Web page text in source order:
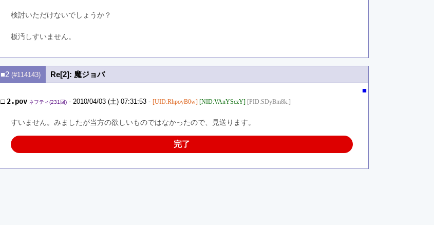
検討いただけないでしょうか？
板汚しすいません。
■2 (#114143)
Re[2]: 魔ジョバ
■
□ 2.pov ネフティ(231回)- 2010/04/03 (土) 07:31:53 - [UID:RhpoyB0w] [NID:VAnYSczY] [PID:SDyBm8k.]
すいません。みましたが当方の欲しいものではなかったので、見送ります。
完了